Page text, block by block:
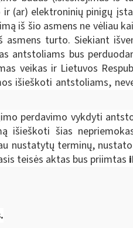
(ar) elektroninių pinigų
iš šio asmens ne vėliau
turto. Siekiant
antstoliams bus
veikas ir Lietuvos
išieškoti antstoliams,
perdavimo vykdyti
išieškoti šias
nustatytų terminų,
teisės aktas bus priimtas